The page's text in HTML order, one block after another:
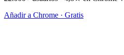
Añadir a Chrome · Gratis